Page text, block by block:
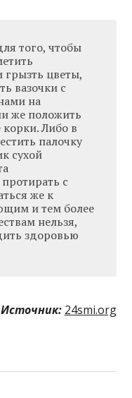
того, чтобы
цветы,
вазочки с
на
же положить
Либо в
палочку
сухой
с
же к
и тем более
нельзя,
здоровью
Источник: 24smi.org